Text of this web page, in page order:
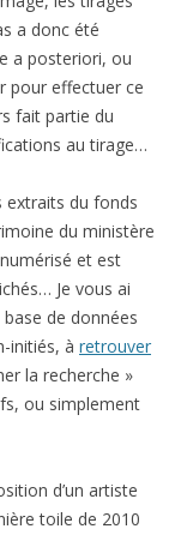
a donc été
a posteriori, ou
pour effectuer ce
fait partie du
au tirage…
extraits du fonds
du ministère
et est
Je vous ai
de données
initiés, à retrouver
la recherche »
ou simplement
d’un artiste
toile de 2010